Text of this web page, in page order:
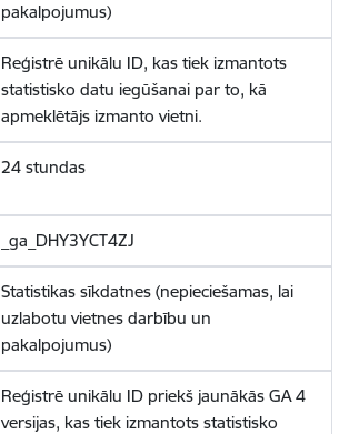
pakalpojumus)
Reģistrē unikālu ID, kas tiek izmantots
statistisko datu iegūšanai par to, kā
apmeklētājs izmanto vietni.
24 stundas
_ga_DHY3YCT4ZJ
Statistikas sīkdatnes (nepieciešamas, lai
uzlabotu vietnes darbību un
pakalpojumus)
Reģistrē unikālu ID priekš jaunākās GA 4
versijas, kas tiek izmantots statistisko